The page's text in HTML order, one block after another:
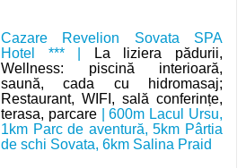
Cazare Revelion Sovata SPA
Hotel *** |
La liziera pădurii,
Wellness: piscină interioară,
saună, cada cu hidromasaj;
Restaurant, WIFI, sală conferințe,
terasa, parcare| 600m Lacul Ursu,
1km Parc de aventură, 5km Pârtia
de schi Sovata, 6km Salina Praid